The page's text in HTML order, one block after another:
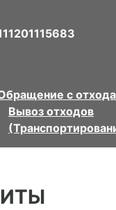
с
Вывоз отходов